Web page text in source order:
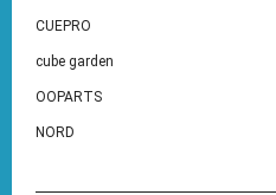
CUEPRO
cube garden
OOPARTS
NORD